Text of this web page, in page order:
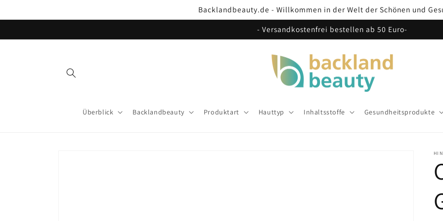
Inhalt
Backlandbeauty.de - Willkommen in der Welt der Schönen und
- Versandkostenfrei bestellen ab 50 Euro-
Überblick Backlandbeauty Produktart Hauttyp Inhaltsstoffe Gesundheitsprodukte